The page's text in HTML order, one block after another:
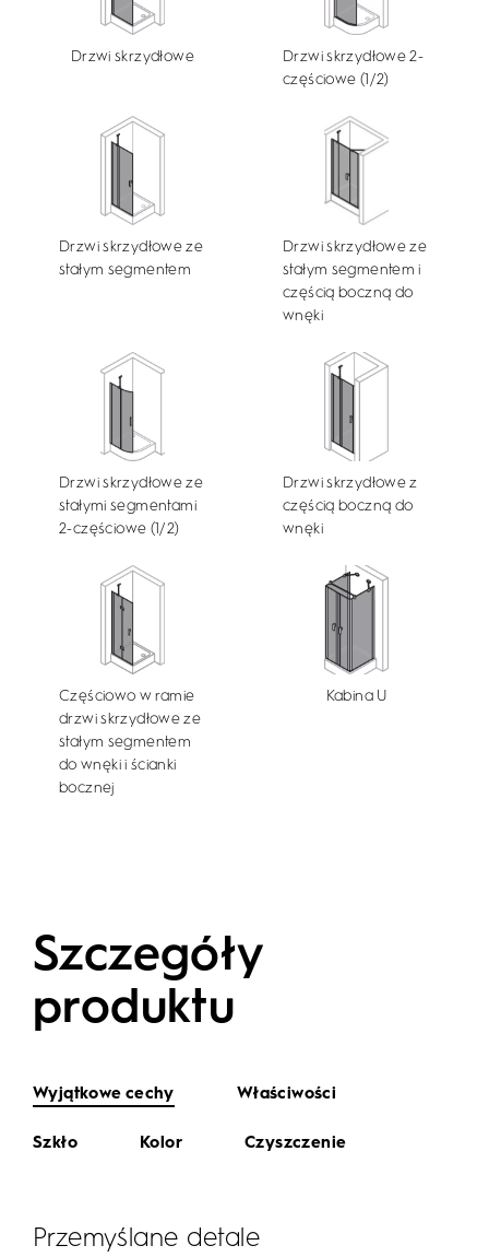
Drzwi skrzydłowe
Drzwi skrzydłowe 2-
częściowe (1/2)
Drzwi skrzydłowe ze
stałym segmentem
Drzwi skrzydłowe ze
stałym segmentem i
częścią boczną do
wnęki
Drzwi skrzydłowe ze
stałymi segmentami
2-częściowe (1/2)
Drzwi skrzydłowe z
częścią boczną do
wnęki
Częściowo w ramie
drzwi skrzydłowe ze
stałym segmentem
do wnęki i ścianki
bocznej
Kabina U
Szczegóły
produktu
Wyjątkowe cechy Właściwości
Szkło Kolor Czyszczenie
Przemyślane detale